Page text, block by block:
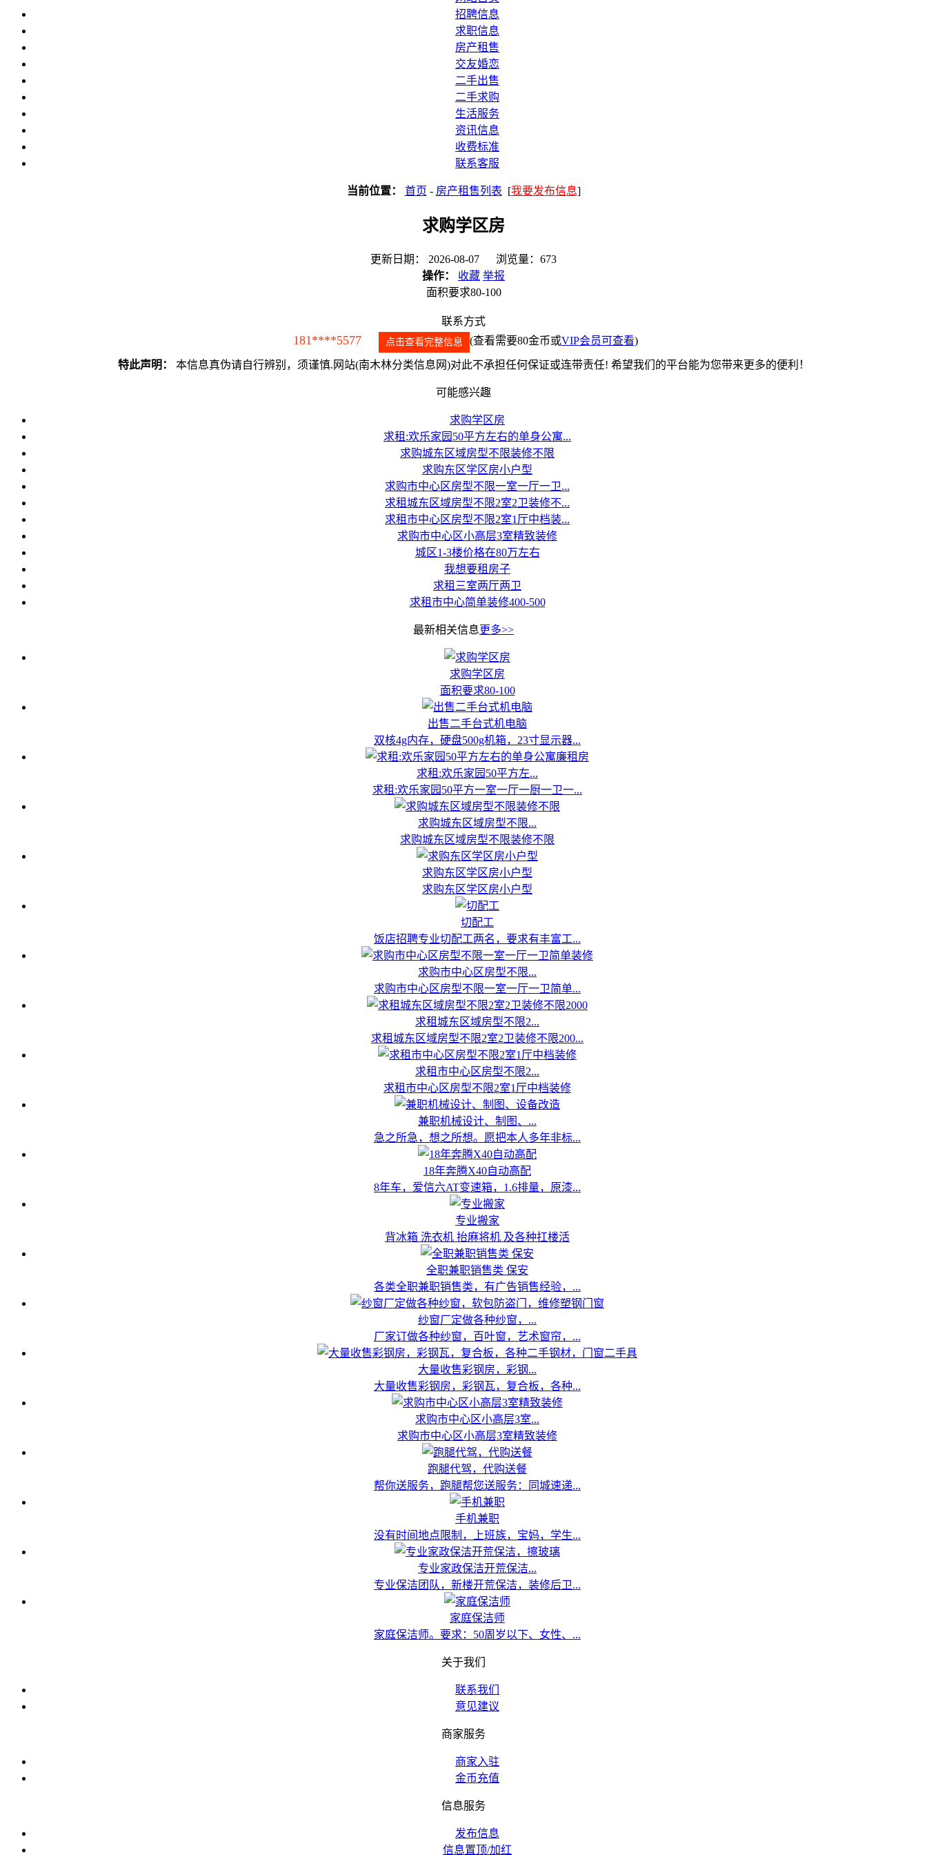
招聘信息
求职信息
房产租售
交友婚恋
二手出售
二手求购
生活服务
资讯信息
收费标准
联系客服
当前位置： 首页 - 房产租售列表 [我要发布信息]
求购学区房
更新日期： 2026-08-07 浏览量：673
操作：
收藏 举报
面积要求80-100
联系方式
181****5577 点击查看完整信息 (查看需要80金币或VIP会员可查看)
特此声明： 本信息真伪请自行辨别，须谨慎.网站(南木林分类信息网)对此不承担任何保证或连带责任! 希望我们的平台能为您带来更多的便利！
可能感兴趣
求购学区房
求租:欢乐家园50平方左右的单身公寓...
求购城东区域房型不限装修不限
求购东区学区房小户型
求购市中心区房型不限一室一厅一卫...
求租城东区域房型不限2室2卫装修不...
求租市中心区房型不限2室1厅中档装...
求购市中心区小高层3室精致装修
城区1-3楼价格在80万左右
我想要租房子
求租三室两厅两卫
求租市中心简单装修400-500
最新相关信息更多>>
求购学区房
面积要求80-100
出售二手台式机电脑
双核4g内存，硬盘500g机箱，23寸显示器...
求租:欢乐家园50平方左...
求租:欢乐家园50平方一室一厅一厨一卫一...
求购城东区域房型不限...
求购城东区域房型不限装修不限
求购东区学区房小户型
求购东区学区房小户型
切配工
饭店招聘专业切配工两名，要求有丰富工...
求购市中心区房型不限...
求购市中心区房型不限一室一厅一卫简单...
求租城东区域房型不限2...
求租城东区域房型不限2室2卫装修不限200...
求租市中心区房型不限2...
求租市中心区房型不限2室1厅中档装修
兼职机械设计、制图、...
急之所急，想之所想。愿把本人多年非标...
18年奔腾X40自动高配
8年车，爱信六AT变速箱，1.6排量，原漆...
专业搬家
背冰箱 洗衣机 抬麻将机 及各种扛楼活
全职兼职销售类 保安
各类全职兼职销售类，有广告销售经验，...
纱窗厂定做各种纱窗，...
厂家订做各种纱窗，百叶窗，艺术窗帘，...
大量收售彩钢房，彩钢...
大量收售彩钢房，彩钢瓦，复合板，各种...
求购市中心区小高层3室...
求购市中心区小高层3室精致装修
跑腿代驾，代购送餐
帮你送服务，跑腿帮您送服务：同城速递...
手机兼职
没有时间地点限制，上班族，宝妈，学生...
专业家政保洁开荒保洁...
专业保洁团队，新楼开荒保洁，装修后卫...
家庭保洁师
家庭保洁师。要求：50周岁以下、女性、...
关于我们
联系我们
意见建议
商家服务
商家入驻
金币充值
信息服务
发布信息
信息置顶/加红